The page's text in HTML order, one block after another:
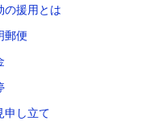
の援用とは
郵便
申し立て